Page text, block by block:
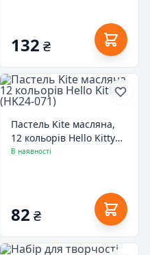
розмальовки) (42558)
132 ₴
Пастель Kite масляна,
12 кольорів Hello Kitty
(HK24-071)
В наявності
82 ₴